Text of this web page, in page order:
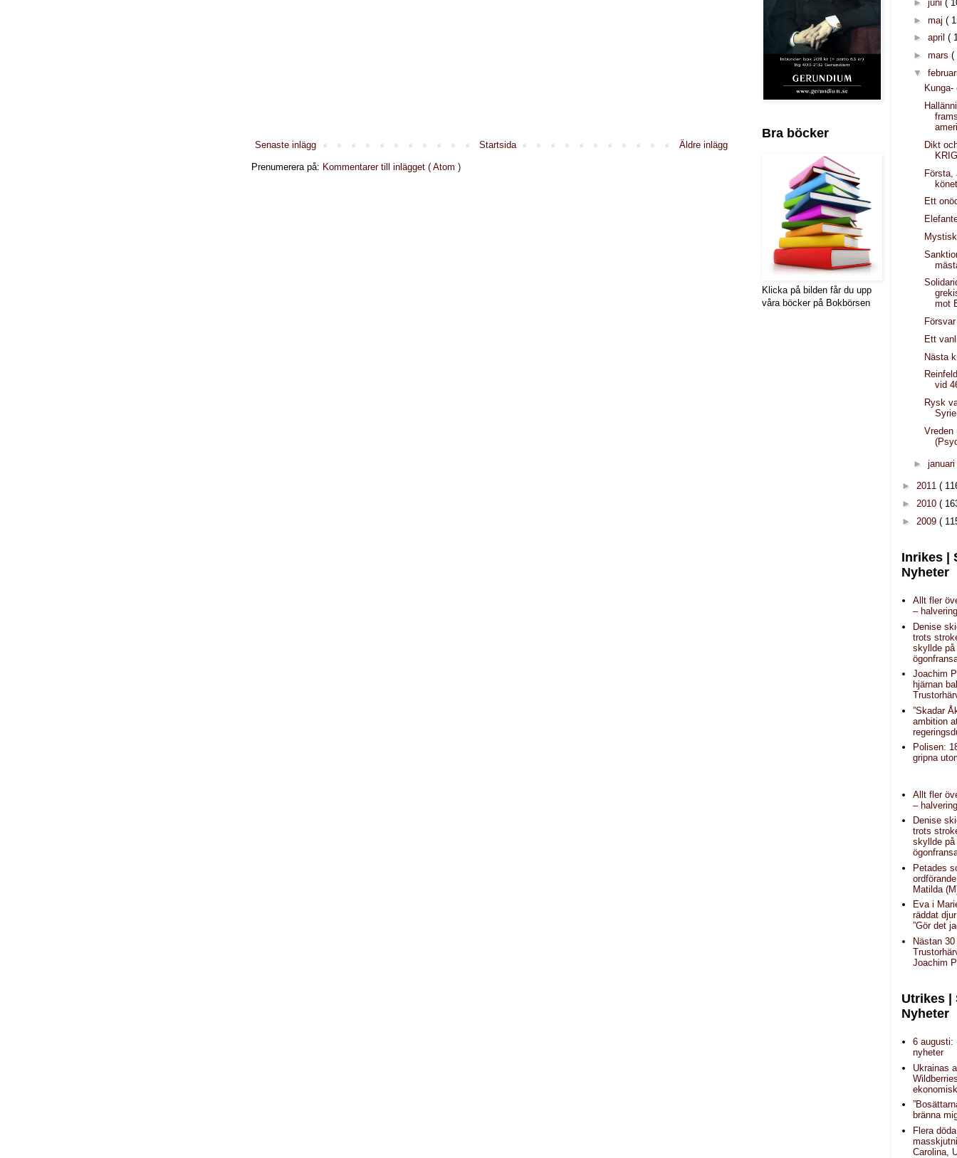
Senaste inlägg Äldre inlägg
Startsida
Prenumerera på: Kommentarer till inlägget ( Atom )
Bra böcker
Klicka på bilden får du upp
våra böcker på Bokbörsen
► juni (
► maj (
► april (
► mars (
▼
Dikt
Första,
Ett
mot
Ett
Nästa
vid
Rysk
Vreden
► januari
► 2011 (
► 2010 (
► 2009 (
Inrikes |
Nyheter
Allt fler
–
Denise
trots
skyllde på
Joachim
hjärnan
”Skadar
ambition
Polisen:
gripna
Allt fler
–
Denise
trots
skyllde på
Petades
Matilda
Eva i
räddat
”Gör det
Nästan
Joachim
Utrikes |
Nyheter
6 augusti:
nyheter
Ukrainas
bränna
Flera
Carolina,